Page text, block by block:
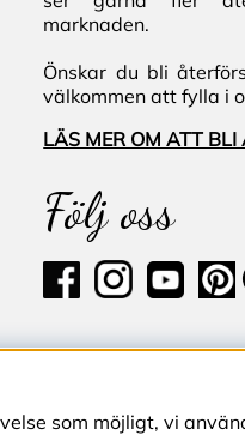
marknaden.
Önskar du bli
välkommen att fylla i
LÄS MER OM ATT BLI
Följ oss
som möjligt, vi